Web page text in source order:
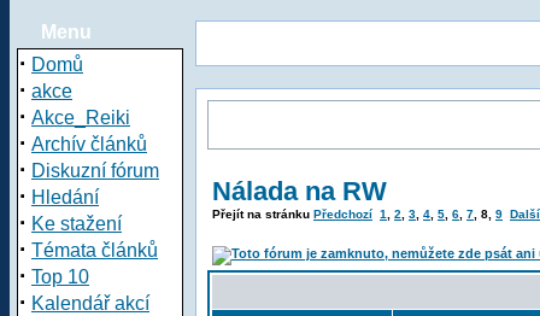
Menu
· Domů
· akce
· Akce_Reiki
· Archív článků
· Diskuzní fórum
· Hledání
· Ke stažení
· Témata článků
· Top 10
· Kalendář akcí
Nálada na RW
Přejít na stránku Předchozí 1 2 3 4 5 6 7 8 9 Další